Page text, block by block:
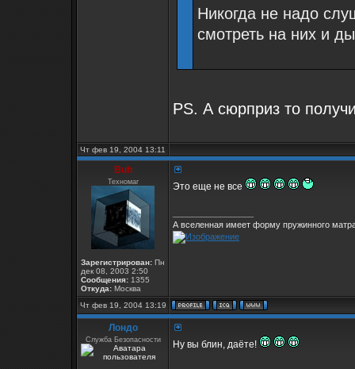
Никогда не надо
смотреть на них и
PS. А сюрприз то
Чт фев 19, 2004 13:11
Buh
Техномаг
Зарегистрирован: Пн
дек 08, 2003 2:50
Сообщения: 1355
Откуда: Москва
Это еще не все
А вселенная имеет форму пружинного
Чт фев 19, 2004 13:19
Лондо
Служба Безопасности Ну вы блин, даёте!